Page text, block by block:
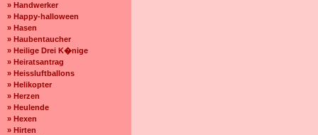
» Handwerker
» Happy-halloween
» Hasen
» Haubentaucher
» Heilige Drei K�nige
» Heiratsantrag
» Heissluftballons
» Helikopter
» Herzen
» Heulende
» Hexen
» Hirten